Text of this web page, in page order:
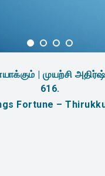
| முயற்சி
616.
Fortune –